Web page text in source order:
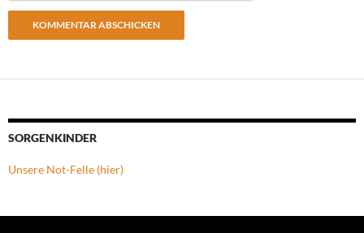
SORGENKINDER
Unsere Not-Felle (hier)